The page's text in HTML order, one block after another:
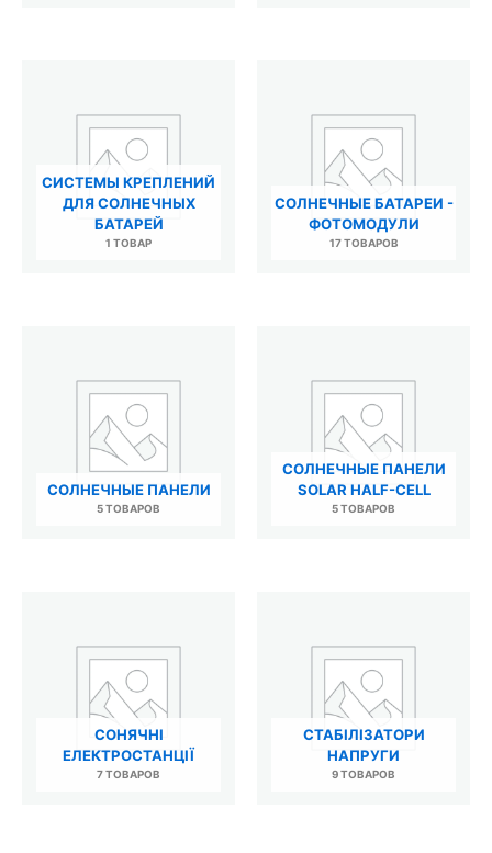
СИСТЕМЫ КРЕПЛЕНИЙ
ДЛЯ СОЛНЕЧНЫХ
БАТАРЕЙ
1 ТОВАР
СОЛНЕЧНЫЕ БАТАРЕИ -
ФОТОМОДУЛИ
17 ТОВАРОВ
СОЛНЕЧНЫЕ ПАНЕЛИ
5 ТОВАРОВ
СОЛНЕЧНЫЕ ПАНЕЛИ
SOLAR HALF-CELL
5 ТОВАРОВ
СОНЯЧНІ
ЕЛЕКТРОСТАНЦІЇ
7 ТОВАРОВ
СТАБІЛІЗАТОРИ
НАПРУГИ
9 ТОВАРОВ